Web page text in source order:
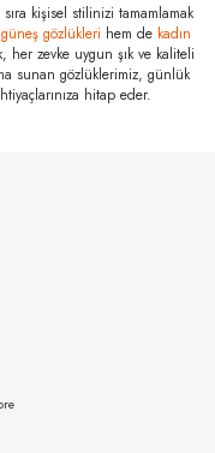
sıra kişisel stilinizi tamamlamak
gözlükleri hem de kadın
her zevke uygun şık ve kaliteli
sunan gözlüklerimiz, günlük
hitap eder.